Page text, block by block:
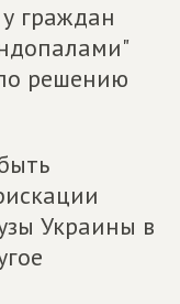
граждан
решению
Украины в